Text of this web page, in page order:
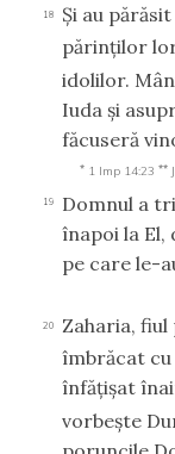
18
Şi au
părinţilor
idolilor.
Iuda şi
făcuseră
* 1 Imp 14:23 **
19 Domnul a
înapoi la
pe care le-
20
Zaharia,
îmbrăcat cu
înfăţişat
vorbeşte